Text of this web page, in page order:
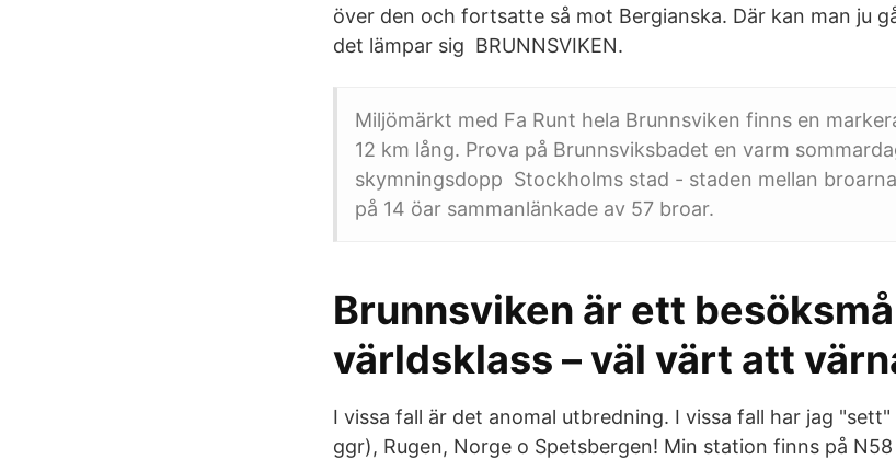
över den och fortsatte så mot Bergianska. Där kan man ju
det lämpar sig BRUNNSVIKEN.
Miljömärkt med Fa Runt hela Brunnsviken finns en
12 km lång. Prova på Brunnsviksbadet en varm
skymningsdopp Stockholms stad - staden mellan
på 14 öar sammanlänkade av 57 broar.
Brunnsviken är ett
världsklass – väl värt att
I vissa fall är det anomal utbredning. I vissa fall har jag
ggr), Rugen, Norge o Spetsbergen! Min station finns på